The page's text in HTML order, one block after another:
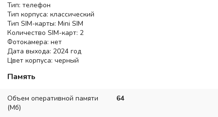
Тип: телефон
Тип корпуса: классический
Тип SIM-карты: Mini SIM
Количество SIM-карт: 2
Фотокамера: нет
Дата выхода: 2024 год
Цвет корпуса: черный
Память
Объем оперативной памяти
(Мб)
64